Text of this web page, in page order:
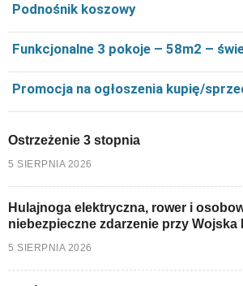
Podnośnik koszowy
Funkcjonalne 3 pokoje – 58m2 –
Promocja na ogłoszenia kupię/
Ostrzeżenie 3 stopnia
5 SIERPNIA 2026
Hulajnoga elektryczna, rower i
niebezpieczne zdarzenie przy Wojska
5 SIERPNIA 2026